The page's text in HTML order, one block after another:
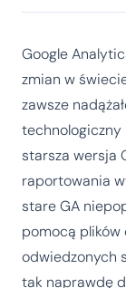
Google
zmian w
zawsze
technologiczny
starsza wersja
raportowania
stare GA
pomocą plików
odwiedzonych
tak naprawdę